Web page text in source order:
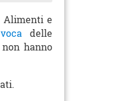
Alimenti e
delle
hanno